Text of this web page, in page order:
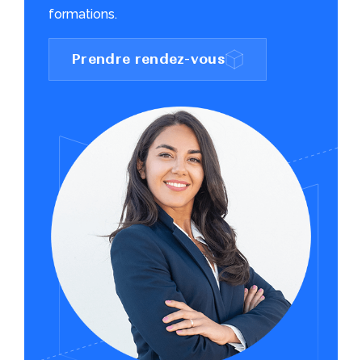
formations.
Prendre rendez-vous